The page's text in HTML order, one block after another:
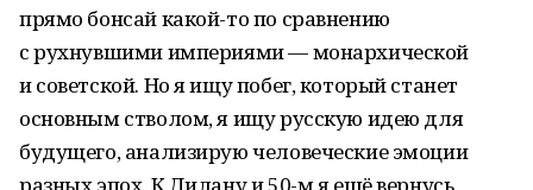
прямо бонсай какой-то по сравнению
с рухнувшими империями — монархической
и советской. Но я ищу побег, который станет
основным стволом, я ищу русскую идею для
будущего, анализирую человеческие эмоции